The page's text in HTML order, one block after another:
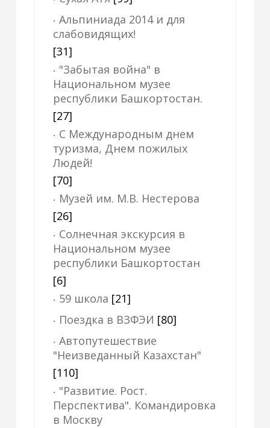
Альпиниада 2014 и для
слабовидящих!
[31]
"Забытая война" в
Национальном музее
республики Башкортостан.
[27]
С Международным днем
туризма, Днем пожилых
Людей!
[70]
Музей им. М.В. Нестерова
[26]
Солнечная экскурсия в
Национальном музее
республики Башкортостан
[6]
59 школа [21]
Поездка в ВЗФЭИ [80]
Автопутешествие
"Неизведанный Казахстан"
[110]
"Развитие. Рост.
Перспектива". Командировка
в Москву